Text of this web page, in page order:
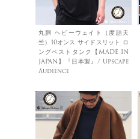
丸胴 ヘビーウェイト（度詰天
竺）10オンス サイドスリット ロ
ングベストタンク【MADE IN
JAPAN】『日本製』/ Upscape
Audience